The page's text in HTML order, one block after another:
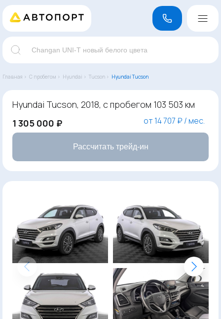
Главная › С пробегом › Hyundai › Tucson › Hyundai Tucson
Hyundai Tucson, 2018, с пробегом 103 503 км
1 305 000 ₽
от 14 707 ₽ / мес.
Рассчитать трейд-ин